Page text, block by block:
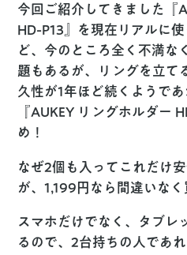
今回ご紹介してきました『
HD-P13』を現在リアルに
ど、今のところ全く不満な
題もあるが、リングを立て
久性が1年ほど続くようで
『AUKEY リングホルダー
め！
なぜ2個も入ってこれだけ
が、1,199円なら間違いな
スマホだけでなく、タブレ
るので、2台持ちの人であ